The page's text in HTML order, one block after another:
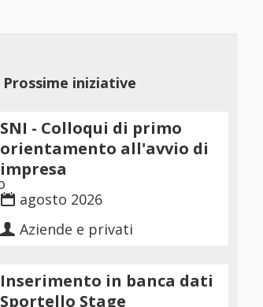
Prossime iniziative
SNI - Colloqui di primo
orientamento all'avvio di
impresa
agosto 2026
Aziende e privati
Inserimento in banca dati
Sportello Stage